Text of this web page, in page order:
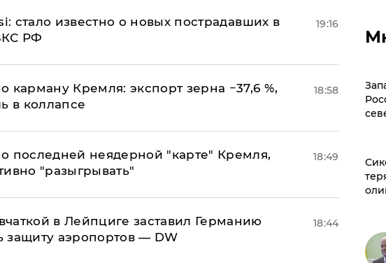
стало известно о новых пострадавших в
РФ
19:16
карману Кремля: экспорт зерна −37,6 %,
в коллапсе
18:58
последней неядерной "карте" Кремля,
"разыгрывать"
18:49
в Лейпциге заставил Германию
защиту аэропортов — DW
18:44